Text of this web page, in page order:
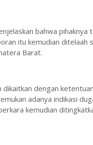
bahwa pihaknya
itu kemudian ditelaah
Barat.
dikaitkan dengan
adanya indikasi
kemudian